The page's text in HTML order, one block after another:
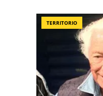
TERRITORIO